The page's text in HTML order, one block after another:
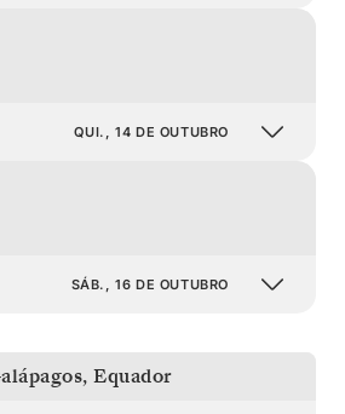
QUI., 14 DE OUTUBRO
SÁB., 16 DE OUTUBRO
, Equador